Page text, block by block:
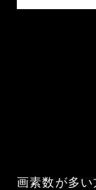
画素数が多